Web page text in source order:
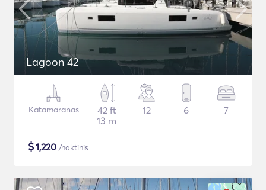
Lagoon 42
Katamaranas
42 ft
13 m
12 6 7
$1,220 /naktinis